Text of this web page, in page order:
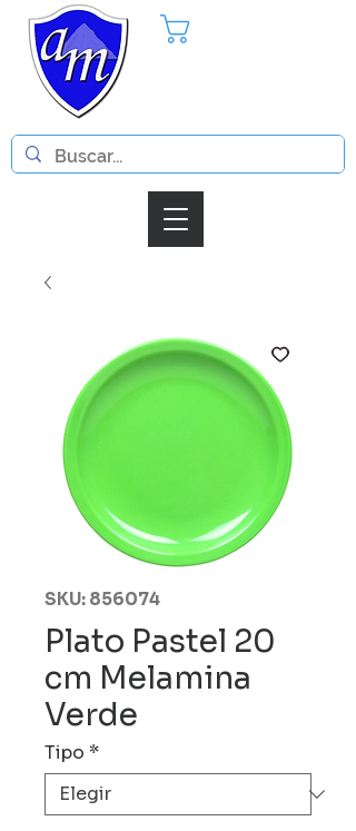
SKU: 856074
Plato Pastel 20
cm Melamina
Verde
Tipo *